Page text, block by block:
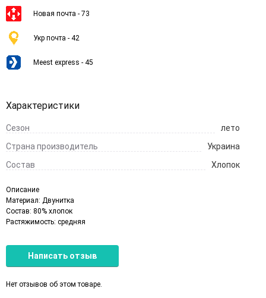
Новая почта - 73
Укр почта - 42
Meest express - 45
Характеристики
Сезон
лето
Страна производитель
Украина
Состав
Хлопок
Описание
Материал: Двунитка
Состав: 80% хлопок
Растяжимость: средняя
Написать отзыв
Нет отзывов об этом товаре.